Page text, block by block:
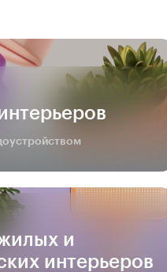
и
интерьеров